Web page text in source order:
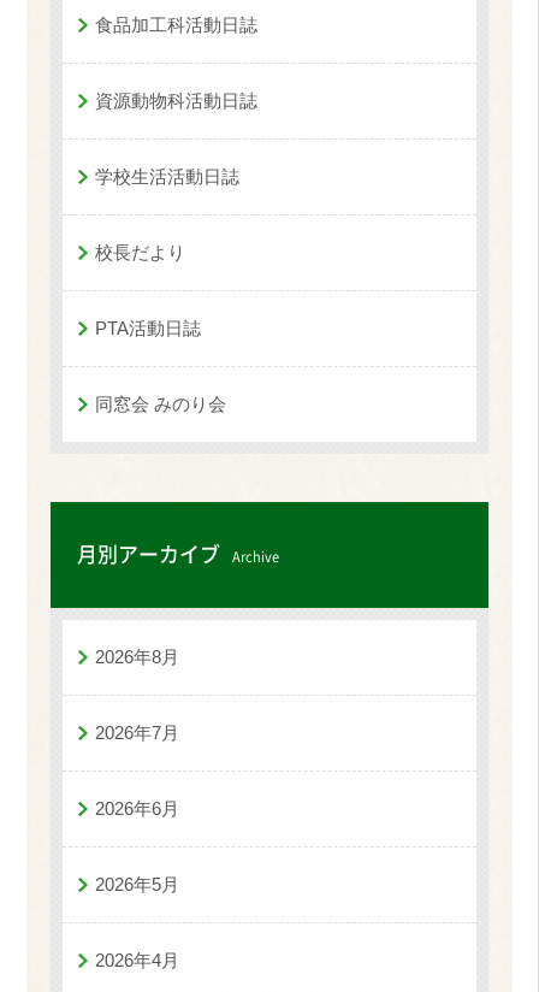
食品加工科活動日誌
資源動物科活動日誌
学校生活活動日誌
校長だより
PTA活動日誌
同窓会 みのり会
月別アーカイブ Archive
2026年8月
2026年7月
2026年6月
2026年5月
2026年4月